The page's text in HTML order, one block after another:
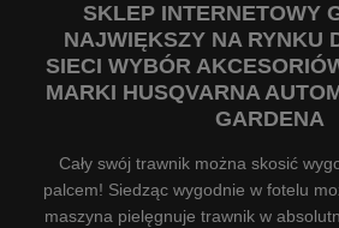
SKLEP INTERNETOWY
NAJWIĘKSZY NA RYNKU
SIECI WYBÓR
MARKI HUSQVARNA
GARDENA
Cały swój trawnik można skosić
palcem! Siedząc wygodnie w fotelu
maszyna pielęgnuje trawnik w